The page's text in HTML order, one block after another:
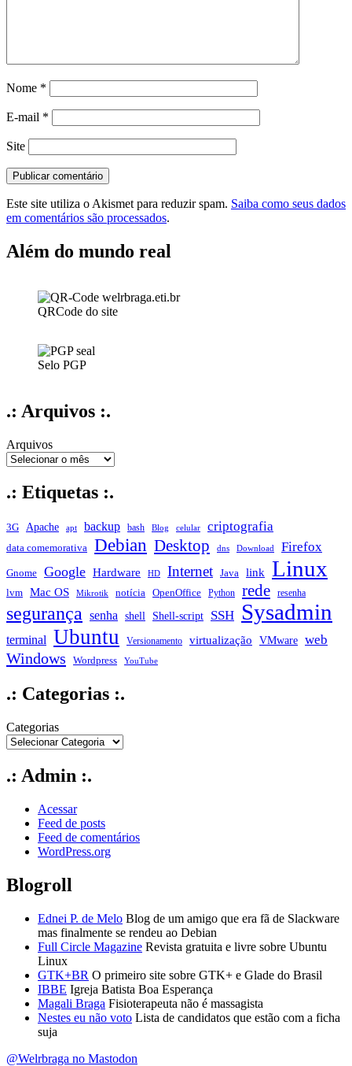
Nome *
E-mail *
Site
Este site utiliza o Akismet para reduzir spam. Saiba como seus dados
em comentários são processados.
Além do mundo real
QRCode do site
Selo PGP
.: Arquivos :.
Arquivos
.: Etiquetas :.
3G Apache apt backup bash Blog celular criptografia
data comemorativa Debian Desktop dns Download Firefox
Gnome Google Hardware HD Internet Java link Linux
lvm Mac OS Mikrotik notícia OpenOffice Python rede resenha
segurança senha shell Shell-script SSH Sysadmin
terminal Ubuntu Versionamento virtualização VMware web
Windows Wordpress YouTube
.: Categorias :.
Categorias
.: Admin :.
Acessar
Feed de posts
Feed de comentários
WordPress.org
Blogroll
Ednei P. de Melo Blog de um amigo que era fã de Slackware
mas finalmente se rendeu ao Debian
Full Circle Magazine Revista gratuita e livre sobre Ubuntu
Linux
GTK+BR O primeiro site sobre GTK+ e Glade do Brasil
IBBE Igreja Batista Boa Esperança
Magali Braga Fisioterapeuta não é massagista
Nestes eu não voto Lista de candidatos que estão com a ficha
suja
@Welrbraga no Mastodon